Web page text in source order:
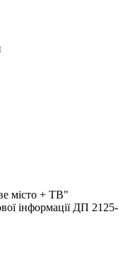
мiсто + ТВ"
інформації ДП 2125-